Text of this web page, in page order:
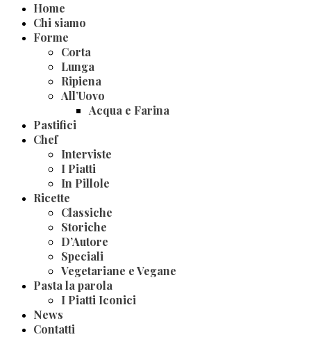
Home
Chi siamo
Forme
Corta
Lunga
Ripiena
All’Uovo
Acqua e Farina
Pastifici
Chef
Interviste
I Piatti
In Pillole
Ricette
Classiche
Storiche
D’Autore
Speciali
Vegetariane e Vegane
Pasta la parola
I Piatti Iconici
News
Contatti